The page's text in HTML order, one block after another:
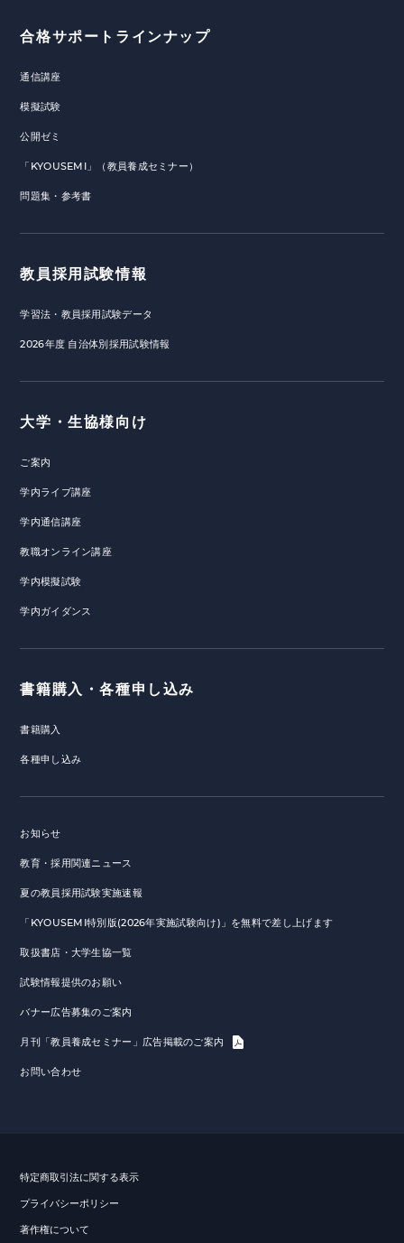
合格サポートラインナップ
通信講座
模擬試験
公開ゼミ
「KYOUSEMI」（教員養成セミナー）
問題集・参考書
教員採用試験情報
学習法・教員採用試験データ
2026年度 自治体別採用試験情報
大学・生協様向け
ご案内
学内ライブ講座
学内通信講座
教職オンライン講座
学内模擬試験
学内ガイダンス
書籍購入・各種申し込み
書籍購入
各種申し込み
お知らせ
教育・採用関連ニュース
夏の教員採用試験実施速報
「KYOUSEMI特別版(2026年実施試験向け)」を無料で差し上げます
取扱書店・大学生協一覧
試験情報提供のお願い
バナー広告募集のご案内
月刊「教員養成セミナー」広告掲載のご案内
お問い合わせ
特定商取引法に関する表示
プライバシーポリシー
著作権について